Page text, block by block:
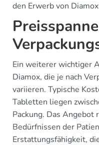
den Erwerb von
Ein weiterer wichtiger
Diamox, die je nach
variieren. Typische
Tabletten liegen
Packung. Das Angebot
Bedürfnissen der
Erstattungsfähigkeit,